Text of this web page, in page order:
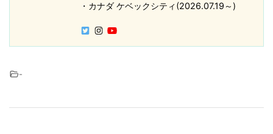
・カナダ ケベックシティ(2026.07.19～)
-